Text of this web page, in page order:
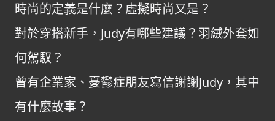
時尚的定義是什麼？虛擬時尚又是？
對於穿搭新手，Judy有哪些建議？羽絨外套如
何駕馭？
曾有企業家、憂鬱症朋友寫信謝謝Judy，其中
有什麼故事？